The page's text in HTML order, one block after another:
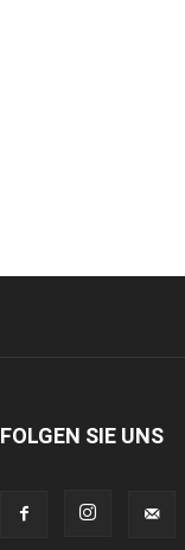
FOLGEN SIE UNS